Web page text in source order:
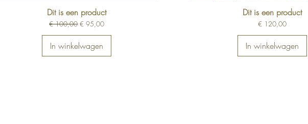
Dit is een product
Normale prijs
€ 100,00 Verkoopprijs
€ 95,00
In winkelwagen
Dit is een product
Prijs
€ 120,00
In winkelwagen